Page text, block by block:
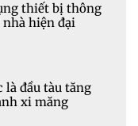
thiết bị thông
hiện đại
là đầu tàu tăng
xi măng